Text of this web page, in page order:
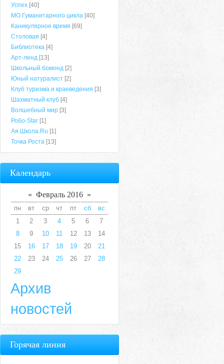
Успех [40]
МО Гуманитарного цикла [40]
Каникулярное время [69]
Столовая [4]
Библиотека [4]
Арт-ленд [13]
Школьный бомонд [2]
Юный натуралист [2]
Клуб туризма и краеведения [3]
Шахматный клуб [4]
Волшебный мир [3]
Робо-Star [1]
Ая.Школа.Ru [1]
Точка Роста [13]
Календарь
« Февраль 2016 »
пн вт ср чт пт сб
вс
1
2 3 4 5 6
7
8
9 10 11 12 13
14
15
16 17 18 19 20
21
22
23 24 25 26 27
28
29
Архив
новостей
Горячая линия